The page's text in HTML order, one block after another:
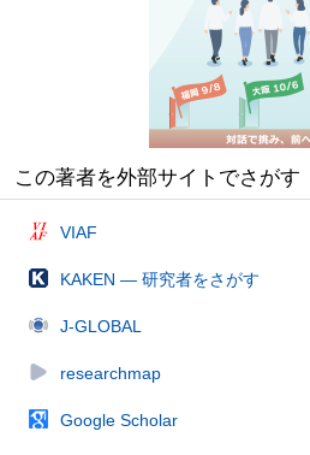
この著者を外部サイトでさがす
VIAF
KAKEN — 研究者をさがす
J-GLOBAL
researchmap
Google Scholar